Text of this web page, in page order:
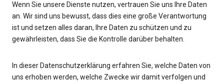
Wenn Sie unsere Dienste nutzen, vertrauen Sie uns Ihre Daten
an. Wir sind uns bewusst, dass dies eine große Verantwortung
ist und setzen alles daran, Ihre Daten zu schützen und zu
gewährleisten, dass Sie die Kontrolle darüber behalten.
In dieser Datenschutzerklärung erfahren Sie, welche Daten von
uns erhoben werden, welche Zwecke wir damit verfolgen und